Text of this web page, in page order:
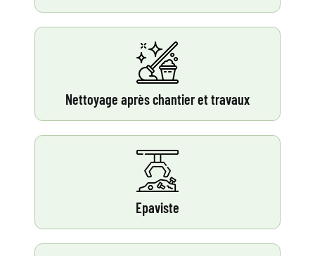
Nettoyage après chantier et travaux
Epaviste